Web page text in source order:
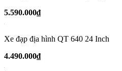
5.590.000₫
Xe đạp địa hình QT 640 24 Inch
4.490.000₫